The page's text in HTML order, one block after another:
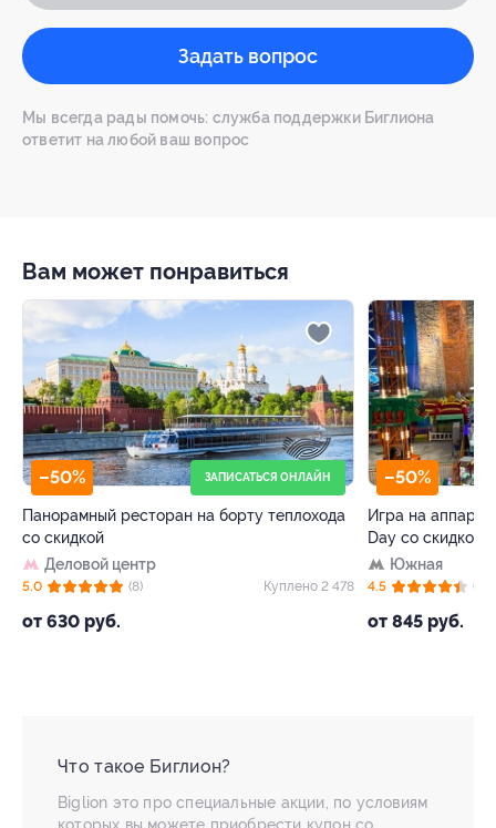
Задать вопрос
Мы всегда рады помочь: служба поддержки Биглиона
ответит на любой ваш вопрос
Вам может понравиться
ЗАПИСАТЬСЯ ОНЛАЙН
на борту теплохода
Куплено 2 478
–50% ТРК «ГЛОБАЛ
Игра на аппаратах, аттракционах
(38)
Что такое Биглион?
Biglion это про специальные акции, по условиям